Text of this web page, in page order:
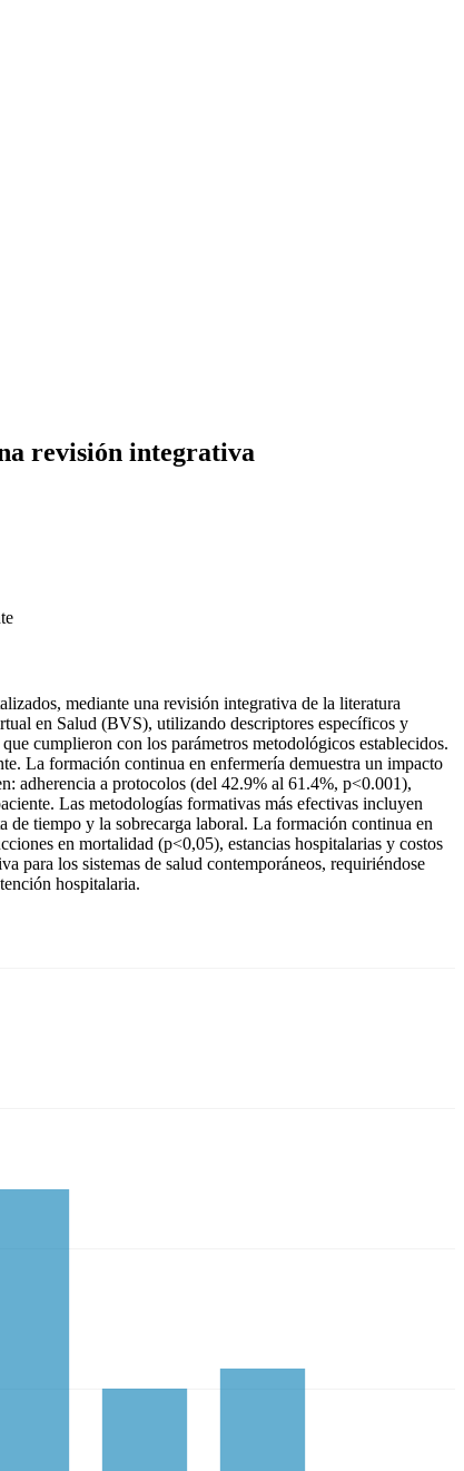
revisión integrativa
mediante una revisión integrativa de la literatura
en Salud (BVS), utilizando descriptores específicos y
cumplieron con los parámetros metodológicos establecidos.
La formación continua en enfermería demuestra un impacto
adherencia a protocolos (del 42.9% al 61.4%, p<0.001),
Las metodologías formativas más efectivas incluyen
de tiempo y la sobrecarga laboral. La formación continua en
en mortalidad (p<0,05), estancias hospitalarias y costos
para los sistemas de salud contemporáneos, requiriéndose
hospitalaria.